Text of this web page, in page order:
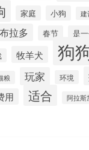
家庭 小狗 建
拉多 春节 是
牧羊犬 狗
粮 玩家 环境
用 适合 阿拉斯